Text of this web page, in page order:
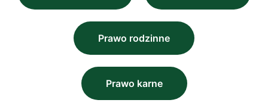
Prawo rodzinne
Prawo karne